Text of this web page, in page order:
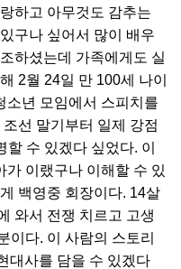
하고 아무것도 감추는
구나 싶어서 많이 배우
하셨는데 가족에게도 실
2월 24일 만 100세 나이
소년 모임에서 스피치를
선 말기부터 일제 강점
수 있겠다 싶었다. 이
가 이랬구나 이해할 수 있
백영중 회장이다. 14살
와서 전쟁 치르고 고생
이다. 이 사람의 스토리
대사를 담을 수 있겠다